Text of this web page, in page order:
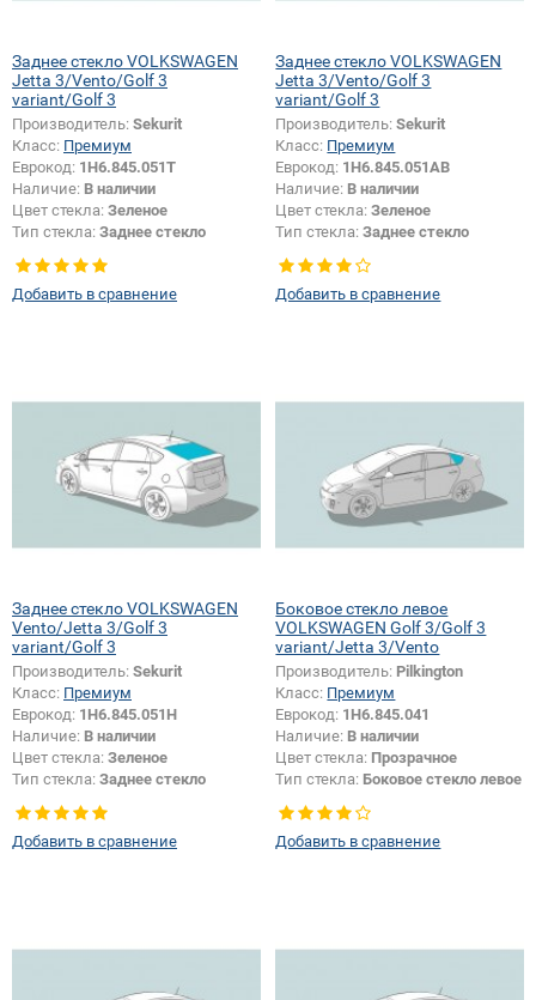
Заднее стекло VOLKSWAGEN
Jetta 3/Vento/Golf 3
variant/Golf 3
Производитель: Sekurit
Класс: Премиум
Еврокод: 1H6.845.051T
Наличие: В наличии
Цвет стекла: Зеленое
Тип стекла: Заднее стекло
Добавить в сравнение
Заднее стекло VOLKSWAGEN
Jetta 3/Vento/Golf 3
variant/Golf 3
Производитель:Sekurit
Класс: Премиум
Еврокод: 1H6.845.051AB
Наличие: В наличии
Цвет стекла:Зеленое
Тип стекла:Заднее стекло
отверстий:Да
Добавить в сравнение
Заднее стекло VOLKSWAGEN
Vento/Jetta 3/Golf 3
variant/Golf 3
Производитель: Sekurit
Класс: Премиум
Еврокод: 1H6.845.051H
Наличие: В наличии
Цвет стекла: Зеленое
Тип стекла: Заднее стекло
Добавить в сравнение
Боковое стекло левое
VOLKSWAGEN Golf 3/Golf 3
variant/Jetta 3/Vento
Производитель: Pilkington
Класс: Премиум
Еврокод: 1H6.845.041
Наличие: В наличии
Цвет стекла: Прозрачное
Тип стекла: Боковое стекло левое
Добавить в сравнение